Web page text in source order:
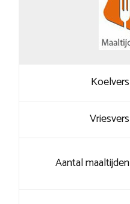
Koelvers
Vriesvers
Aantal maaltijden